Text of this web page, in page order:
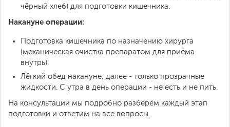
чёрный хлеб) для подготовки кишечника.
Накануне операции:
Подготовка кишечника по назначению хирурга
(механическая очистка препаратом для приёма
внутрь).
Лёгкий обед накануне, далее - только прозрачные
жидкости. С утра в день операции - не есть и не пить.
На консультации мы подробно разберём каждый этап
подготовки и ответим на все вопросы.